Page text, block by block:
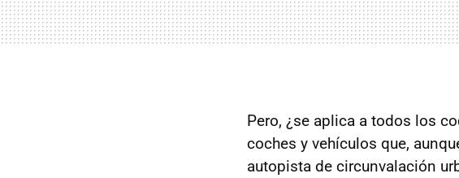
Pero, ¿se aplica a todos los
coches y vehículos que,
autopista de circunvalación